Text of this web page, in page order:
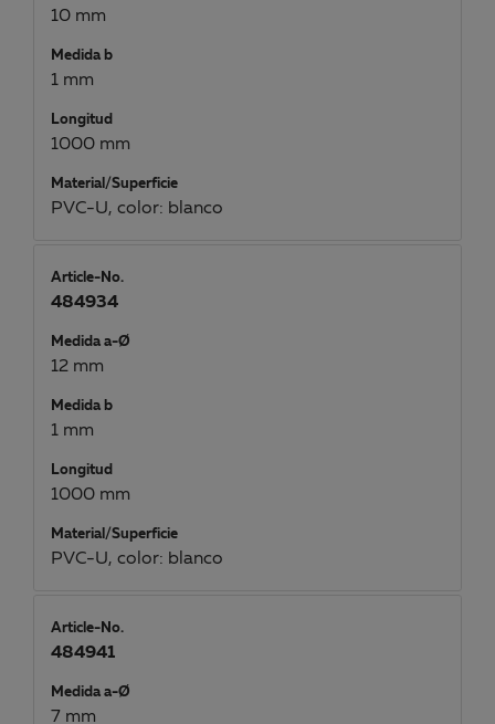
10 mm
Medida b
1 mm
Longitud
1000 mm
Material/Superficie
PVC-U, color: blanco
Article-No.
484934
Medida a-Ø
12 mm
Medida b
1 mm
Longitud
1000 mm
Material/Superficie
PVC-U, color: blanco
Article-No.
484941
Medida a-Ø
7 mm